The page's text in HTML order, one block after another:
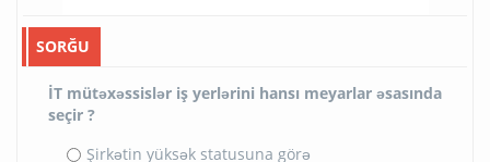
SORĞU
İT mütəxəssislər iş yerlərini hansı meyarlar əsasında
seçir ?
Şirkətin yüksək statusuna görə